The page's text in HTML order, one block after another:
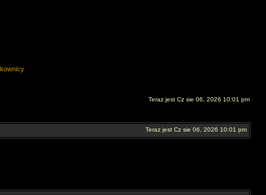
Teraz jest Cz sie 06, 2026 10:01 pm
Teraz jest Cz sie 06, 2026 10:01 pm